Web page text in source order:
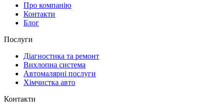
Про компанію
Контакти
Блог
Послуги
Діагностика та ремонт
Вихлопна система
Автомалярні послуги
Хімчистка авто
Контакти